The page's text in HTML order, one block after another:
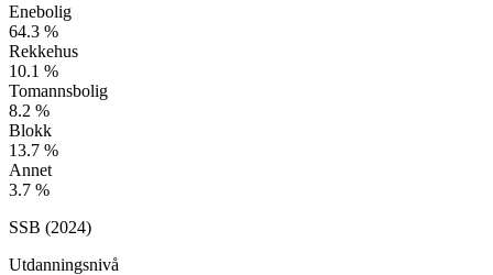
Enebolig
64.3 %
Rekkehus
10.1 %
Tomannsbolig
8.2 %
Blokk
13.7 %
Annet
3.7 %
SSB (2024)
Utdanningsnivå